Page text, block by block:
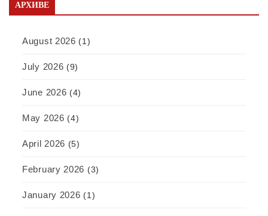
АРХИВЕ
August 2026 (1)
July 2026 (9)
June 2026 (4)
May 2026 (4)
April 2026 (5)
February 2026 (3)
January 2026 (1)